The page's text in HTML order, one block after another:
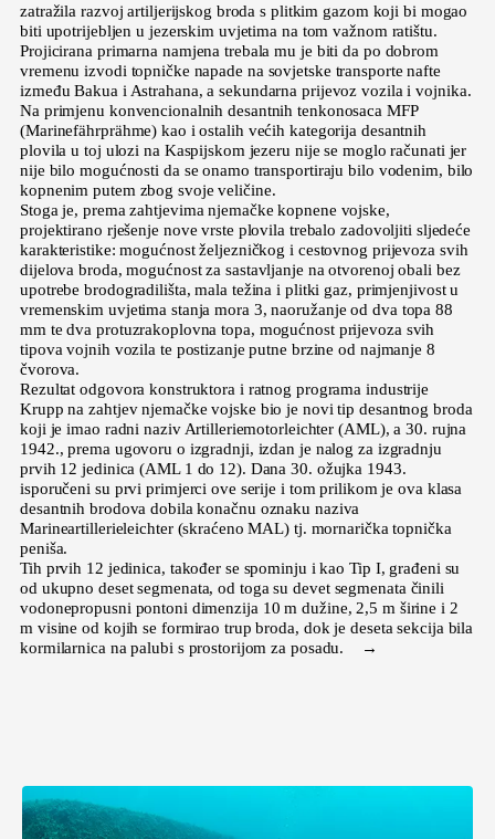
zatražila razvoj artiljerijskog broda s plitkim gazom koji bi mogao
biti upotrijebljen u jezerskim uvjetima na tom važnom ratištu.
Projicirana primarna namjena trebala mu je biti da po dobrom
vremenu izvodi topničke napade na sovjetske transporte nafte
između Bakua i Astrahana, a sekundarna prijevoz vozila i vojnika.
Na primjenu konvencionalnih desantnih tenkonosaca MFP
(Marinefährprähme) kao i ostalih većih kategorija desantnih
plovila u toj ulozi na Kaspijskom jezeru nije se moglo računati jer
nije bilo mogućnosti da se onamo transportiraju bilo vodenim, bilo
kopnenim putem zbog svoje veličine.
Stoga je, prema zahtjevima njemačke kopnene vojske,
projektirano rješenje nove vrste plovila trebalo zadovoljiti sljedeće
karakteristike: mogućnost željezničkog i cestovnog prijevoza svih
dijelova broda, mogućnost za sastavljanje na otvorenoj obali bez
upotrebe brodogradilišta, mala težina i plitki gaz, primjenjivost u
vremenskim uvjetima stanja mora 3, naoružanje od dva topa 88
mm te dva protuzrakoplovna topa, mogućnost prijevoza svih
tipova vojnih vozila te postizanje putne brzine od najmanje 8
čvorova.
Rezultat odgovora konstruktora i ratnog programa industrije
Krupp na zahtjev njemačke vojske bio je novi tip desantnog broda
koji je imao radni naziv Artilleriemotorleichter (AML), a 30. rujna
1942., prema ugovoru o izgradnji, izdan je nalog za izgradnju
prvih 12 jedinica (AML 1 do 12). Dana 30. ožujka 1943.
isporučeni su prvi primjerci ove serije i tom prilikom je ova klasa
desantnih brodova dobila konačnu oznaku naziva
Marineartillerieleichter (skraćeno MAL) tj. mornarička topnička
peniša.
Tih prvih 12 jedinica, također se spominju i kao Tip I, građeni su
od ukupno deset segmenata, od toga su devet segmenata činili
vodonepropusni pontoni dimenzija 10 m dužine, 2,5 m širine i 2
m visine od kojih se formirao trup broda, dok je deseta sekcija bila
kormilarnica na palubi s prostorijom za posadu. →